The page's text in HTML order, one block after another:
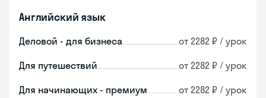
Английский язык
Деловой - для бизнеса от 2282 ₽ / урок
Для путешествий от 2282 ₽ / урок
Для начинающих - премиум от 2282 ₽ / урок